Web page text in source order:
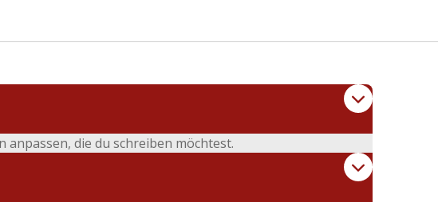
die du schreiben möchtest.